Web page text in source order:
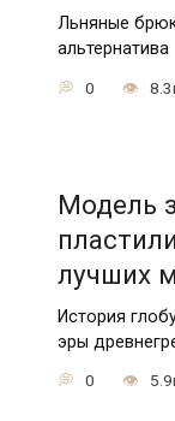
Льняные
альтернатива
0
Модель
лучших
История
эры
0